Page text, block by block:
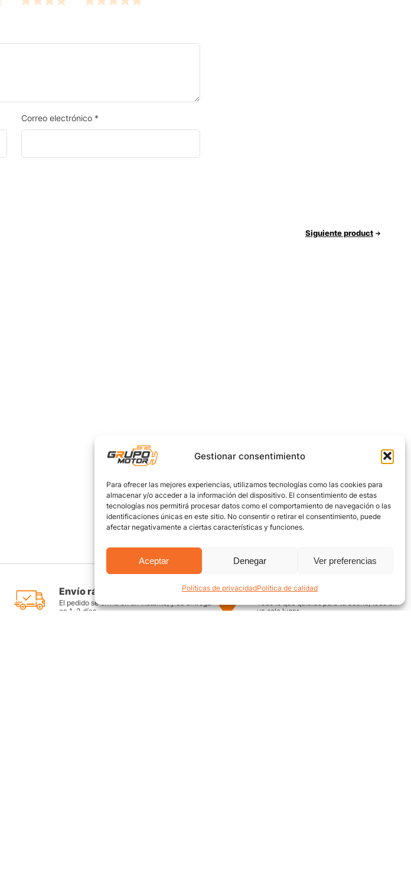
Gestionar consentimiento
Para ofrecer las mejores experiencias, utilizamos tecnologías como las cookies para
almacenar y/o acceder a la información del dispositivo. El consentimiento de estas
tecnologías nos permitirá procesar datos como el comportamiento de navegación o las
identificaciones únicas en este sitio. No consentir o retirar el consentimiento, puede
afectar negativamente a ciertas características y funciones.
Aceptar Denegar Ver preferencias
Políticas de privacidadPolítica de calidad
Correo electrónico *
Siguiente product
Envío rápido y seguro
El pedido se envía en un instante, y se entrega
en 1-3 días
Encuentra aquí
Todo lo que quieras para tu coche, todo en
un solo lugar